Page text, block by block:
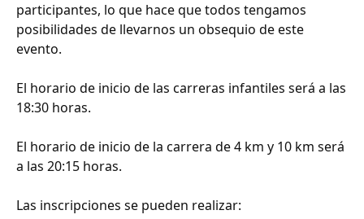
participantes, lo que hace que todos tengamos
posibilidades de llevarnos un obsequio de este
evento.
El horario de inicio de las carreras infantiles será a las
18:30 horas.
El horario de inicio de la carrera de 4 km y 10 km será
a las 20:15 horas.
Las inscripciones se pueden realizar: